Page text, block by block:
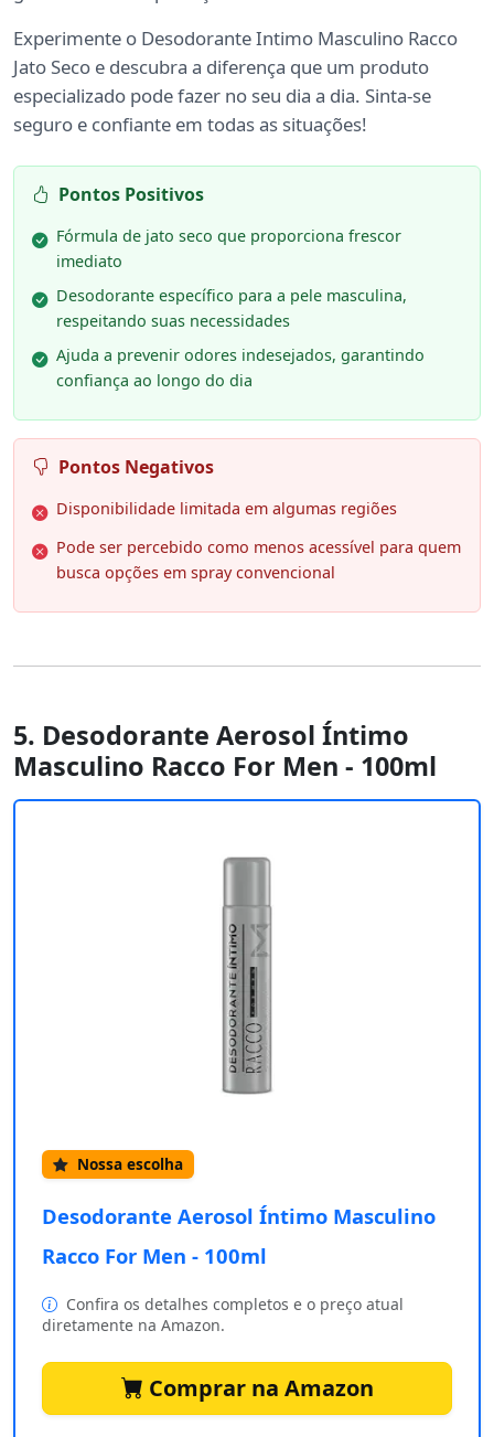
Experimente o Desodorante Intimo Masculino Racco
Jato Seco e descubra a diferença que um produto
especializado pode fazer no seu dia a dia. Sinta-se
seguro e confiante em todas as situações!
Pontos Positivos
Fórmula de jato seco que proporciona frescor
imediato
Desodorante específico para a pele masculina,
respeitando suas necessidades
Ajuda a prevenir odores indesejados, garantindo
confiança ao longo do dia
Pontos Negativos
Disponibilidade limitada em algumas regiões
Pode ser percebido como menos acessível para quem
busca opções em spray convencional
5. Desodorante Aerosol Íntimo
Masculino Racco For Men - 100ml
Nossa escolha
Desodorante Aerosol Íntimo Masculino
Racco For Men - 100ml
Confira os detalhes completos e o preço atual
diretamente na Amazon.
Comprar na Amazon